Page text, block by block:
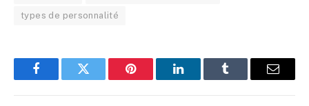
types de personnalité
FacebookTwitter Pinterest LinkedInTumblr
E-